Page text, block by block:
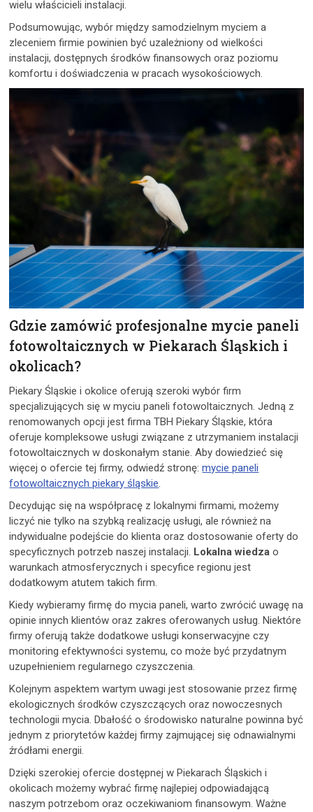
wielu właścicieli instalacji.
Podsumowując, wybór między samodzielnym myciem a
zleceniem firmie powinien być uzależniony od wielkości
instalacji, dostępnych środków finansowych oraz poziomu
komfortu i doświadczenia w pracach wysokościowych.
Gdzie zamówić profesjonalne mycie paneli
fotowoltaicznych w Piekarach Śląskich i
okolicach?
Piekary Śląskie i okolice oferują szeroki wybór firm
specjalizujących się w myciu paneli fotowoltaicznych. Jedną z
renomowanych opcji jest firma TBH Piekary Śląskie, która
oferuje kompleksowe usługi związane z utrzymaniem instalacji
fotowoltaicznych w doskonałym stanie. Aby dowiedzieć się
więcej o ofercie tej firmy, odwiedź stronę:mycie paneli
fotowoltaicznych piekary śląskie.
Decydując się na współpracę z lokalnymi firmami, możemy
liczyć nie tylko na szybką realizację usługi, ale również na
indywidualne podejście do klienta oraz dostosowanie oferty do
specyficznych potrzeb naszej instalacji. Lokalna wiedza o
warunkach atmosferycznych i specyfice regionu jest
dodatkowym atutem takich firm.
Kiedy wybieramy firmę do mycia paneli, warto zwrócić uwagę na
opinie innych klientów oraz zakres oferowanych usług. Niektóre
firmy oferują także dodatkowe usługi konserwacyjne czy
monitoring efektywności systemu, co może być przydatnym
uzupełnieniem regularnego czyszczenia.
Kolejnym aspektem wartym uwagi jest stosowanie przez firmę
ekologicznych środków czyszczących oraz nowoczesnych
technologii mycia. Dbałość o środowisko naturalne powinna być
jednym z priorytetów każdej firmy zajmującej się odnawialnymi
źródłami energii.
Dzięki szerokiej ofercie dostępnej w Piekarach Śląskich i
okolicach możemy wybrać firmę najlepiej odpowiadającą
naszym potrzebom oraz oczekiwaniom finansowym. Ważne